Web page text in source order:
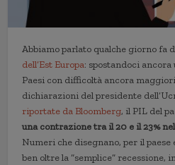
Abbiamo parlato qualche giorno fa
dell’Est Europa: spostandoci ancora
Paesi con difficoltà ancora
dichiarazioni del presidente
riportate da Bloomberg, il PIL del
una contrazione tra il 20 e il 23%
Numeri che disegnano, per il
ben oltre la “semplice” recessione,